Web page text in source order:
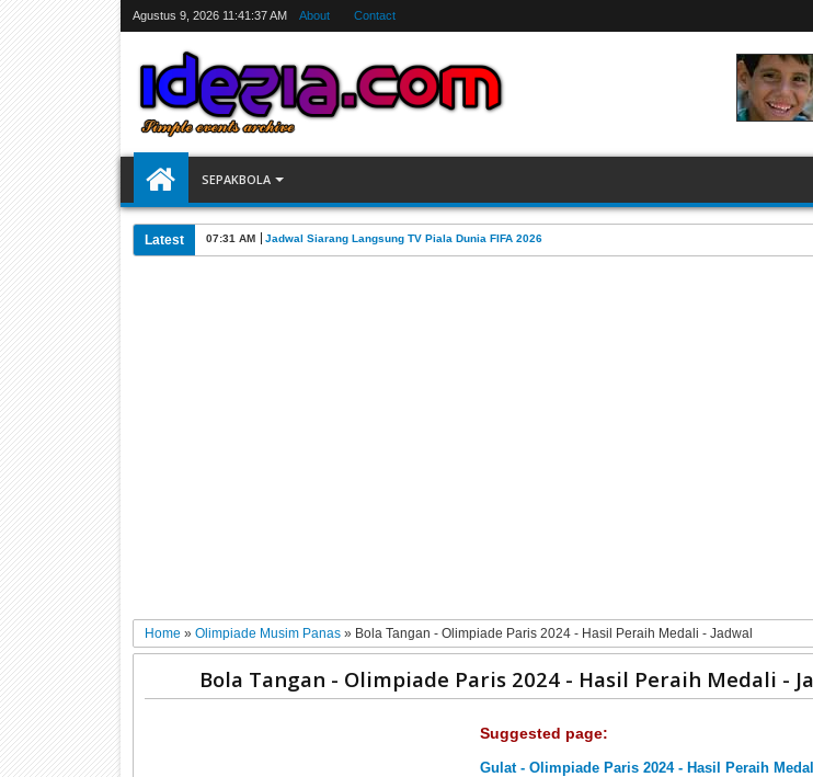
Agustus 9, 2026 11:41:38 AM About Contact
SEPAKBOLA
Latest 07:31 AM Jadwal Siarang Langsung TV Piala Dunia FIFA 2026
Home » Olimpiade Musim Panas » Bola Tangan - Olimpiade Paris 2024 - Hasil Peraih Medali - Jadwal
Bola Tangan - Olimpiade Paris 2024 - Hasil Peraih Medali -
Suggested page:
Gulat - Olimpiade Paris 2024 - Hasil Peraih